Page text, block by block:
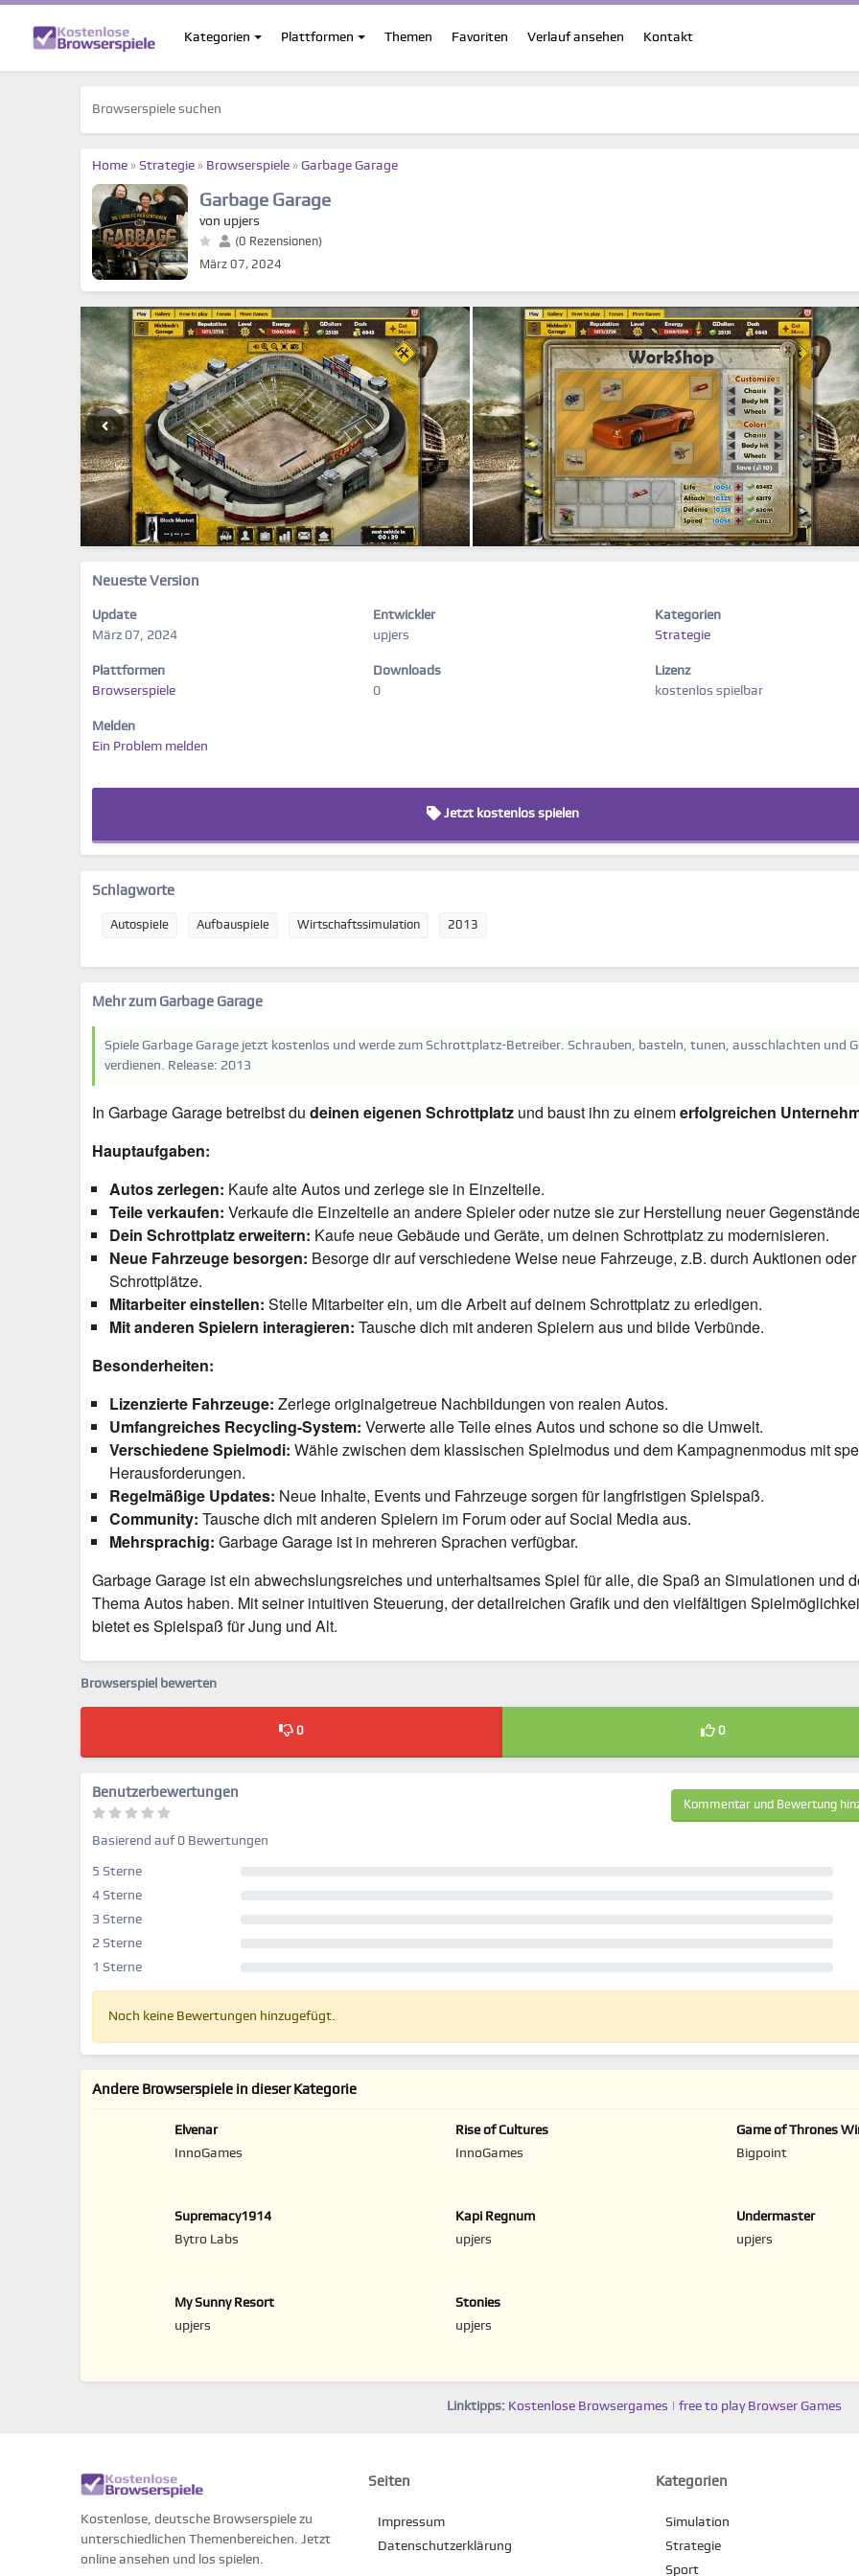
Kategorien Plattformen Themen Favoriten Verlauf ansehen Kontakt
Home » Strategie » Browserspiele » Garbage Garage
Garbage Garage
von upjers
(0 Rezensionen)
März 07, 2024
Neueste Version
Update
März 07, 2024
Entwickler
upjers
Kategorien
Strategie
Plattformen
Browserspiele
Downloads
0
Lizenz
kostenlos spielbar
Melden
Ein Problem melden
Jetzt kostenlos spielen
Schlagworte
Autospiele Aufbauspiele Wirtschaftssimulation 2013
Mehr zum Garbage Garage
Spiele Garbage Garage jetzt kostenlos und werde zum Schrottplatz-Betreiber. Schrauben, basteln, tunen, ausschlachten und
verdienen. Release: 2013
In Garbage Garage betreibst du deinen eigenen Schrottplatz und baust ihn zu einemerfolgreichen
Hauptaufgaben:
Autos zerlegen: Kaufe alte Autos und zerlege sie in Einzelteile.
Teile verkaufen: Verkaufe die Einzelteile an andere Spieler oder nutze sie zur Herstellung neuer
Dein Schrottplatz erweitern: Kaufe neue Gebäude und Geräte, um deinen Schrottplatz zu modernisieren.
Neue Fahrzeuge besorgen: Besorge dir auf verschiedene Weise neue Fahrzeuge, z.B. durch Auktionen oder
Schrottplätze.
Mitarbeiter einstellen: Stelle Mitarbeiter ein, um die Arbeit auf deinem Schrottplatz zu erledigen.
Mit anderen Spielern interagieren: Tausche dich mit anderen Spielern aus und bilde Verbünde.
Besonderheiten:
Lizenzierte Fahrzeuge: Zerlege originalgetreue Nachbildungen von realen Autos.
Umfangreiches Recycling-System: Verwerte alle Teile eines Autos und schone so die Umwelt.
Verschiedene Spielmodi: Wähle zwischen dem klassischen Spielmodus und dem Kampagnenmodus mit
Herausforderungen.
Regelmäßige Updates: Neue Inhalte, Events und Fahrzeuge sorgen für langfristigen Spielspaß.
Community: Tausche dich mit anderen Spielern im Forum oder auf Social Media aus.
Mehrsprachig: Garbage Garage ist in mehreren Sprachen verfügbar.
Garbage Garage ist ein abwechslungsreiches und unterhaltsames Spiel für alle, die Spaß an Simulationen und
Thema Autos haben. Mit seiner intuitiven Steuerung, der detailreichen Grafik und den vielfältigen
bietet es Spielspaß für Jung und Alt.
Browserspiel bewerten
0 0
Kommentar und Bewertung
Benutzerbewertungen
Basierend auf 0 Bewertungen
5 Sterne
4 Sterne
3 Sterne
2 Sterne
1 Sterne
Noch keine Bewertungen hinzugefügt.
Andere Browserspiele in dieser Kategorie
Elvenar
InnoGames
Rise of Cultures
InnoGames
Game of Thrones
Bigpoint
Supremacy1914
Bytro Labs
Kapi Regnum
upjers
Undermaster
upjers
My Sunny Resort
upjers
Stonies
upjers
Linktipps: Kostenlose Browsergames free to play Browser Games
Kostenlose, deutsche Browserspiele zu
unterschiedlichen Themenbereichen. Jetzt
online ansehen und los spielen.
Seiten
Impressum
Datenschutzerklärung
Kategorien
Simulation
Strategie
Sport